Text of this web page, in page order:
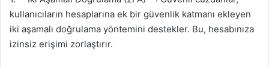
kullanıcıların hesaplarına ek bir güvenlik katmanı ekleyen
iki aşamalı doğrulama yöntemini destekler. Bu, hesabınıza
izinsiz erişimi zorlaştırır.